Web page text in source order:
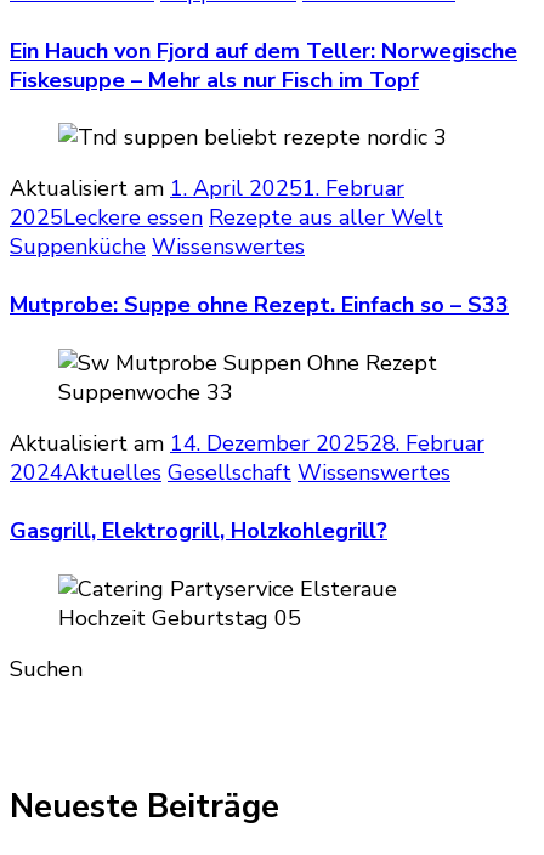
Ein Hauch von Fjord auf dem Teller: Norwegische
Fiskesuppe – Mehr als nur Fisch im Topf
Aktualisiert am 1. April 20251. Februar
2025Leckere essen Rezepte aus aller Welt
Suppenküche Wissenswertes
Mutprobe: Suppe ohne Rezept. Einfach so – S33
Aktualisiert am 14. Dezember 202528. Februar
2024Aktuelles Gesellschaft Wissenswertes
Gasgrill, Elektrogrill, Holzkohlegrill?
Suchen
Neueste Beiträge